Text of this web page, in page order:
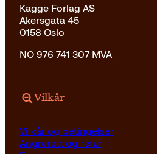
Kagge Forlag AS
Akersgata 45
0158 Oslo
NO 976 741 307 MVA
Vilkår
Vilkår og betingelser
Angrerett og retur